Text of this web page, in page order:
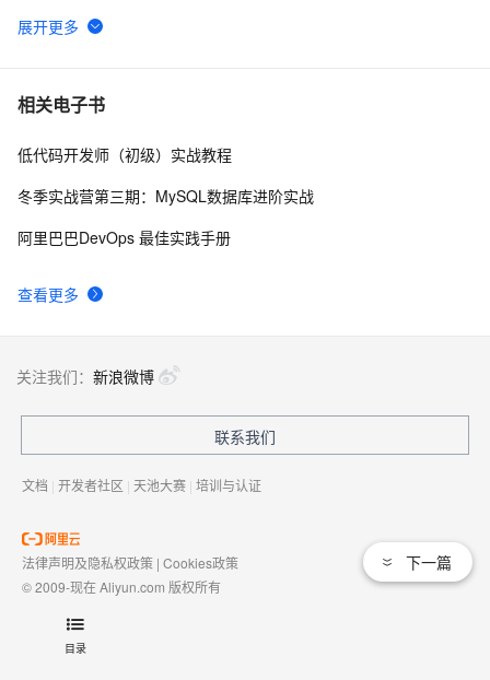
目录
6 tailwindcss使用教程
7 我的博客即将入驻“云栖社区”，诚邀技术同仁一同入
8 思科路由器的密码恢复
相关电子书
查看更多
低代码开发师（初级）实战教程
冬季实战营第三期：MySQL数据库进阶实战
阿里巴巴DevOps 最佳实践手册
下一篇
关注我们： 新浪微博
联系我们
文档 | 开发者社区 | 天池大赛 | 培训与认证
法律声明及隐私权政策 | Cookies政策
© 2009-现在 Aliyun.com 版权所有
域名注册服务机构许可：